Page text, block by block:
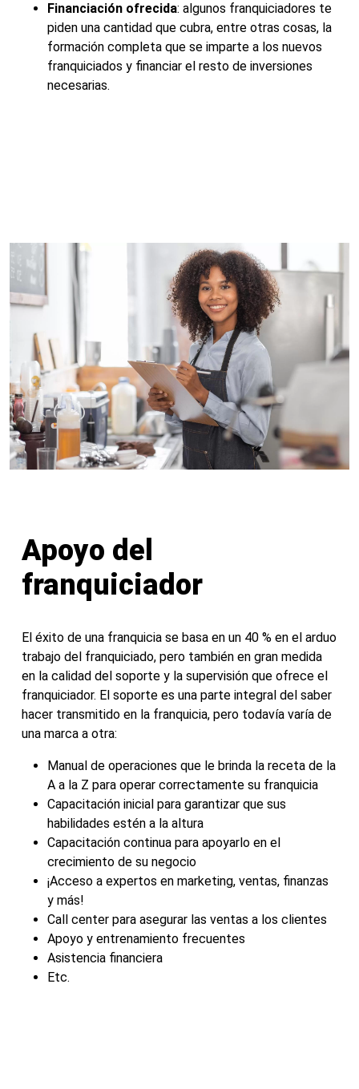
Financiación ofrecida: algunos franquiciadores te
piden una cantidad que cubra, entre otras cosas, la
formación completa que se imparte a los nuevos
franquiciados y financiar el resto de inversiones
necesarias.
Apoyo del
franquiciador
El éxito de una franquicia se basa en un 40 % en el arduo
trabajo del franquiciado, pero también en gran medida
en la calidad del soporte y la supervisión que ofrece el
franquiciador. El soporte es una parte integral del saber
hacer transmitido en la franquicia, pero todavía varía de
una marca a otra:
Manual de operaciones que le brinda la receta de la
A a la Z para operar correctamente su franquicia
Capacitación inicial para garantizar que sus
habilidades estén a la altura
Capacitación continua para apoyarlo en el
crecimiento de su negocio
¡Acceso a expertos en marketing, ventas, finanzas
y más!
Call center para asegurar las ventas a los clientes
Apoyo y entrenamiento frecuentes
Asistencia financiera
Etc.